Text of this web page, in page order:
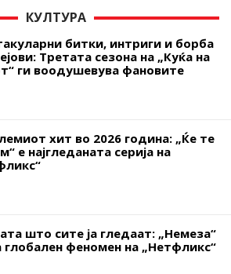
КУЛТУРА
битки, интриги и борба
Третата сезона на „Куќа на
ги воодушевува фановите
хит во 2026 година: „Ќе те
е најгледаната серија на
што сите ја гледаат: „Немеза“
глобален феномен на „Нетфликс“